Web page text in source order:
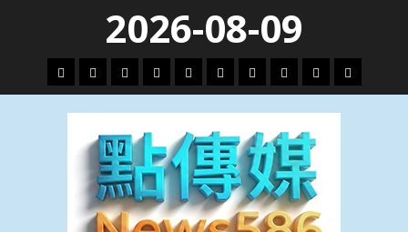
content
2026-08-09
頭
條
財
經
地
方.
會
文
教.
技
專
題
娛
樂
劇
政
治
國
際
運
動
生
活